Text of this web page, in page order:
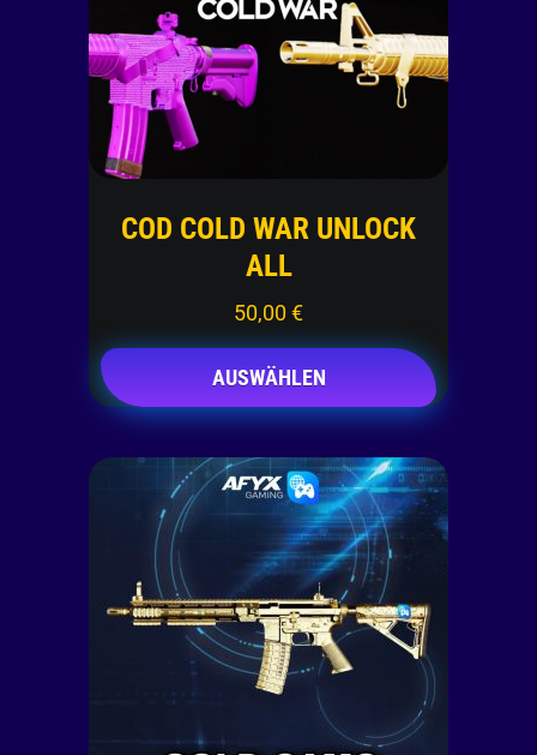
COD COLD WAR UNLOCK
ALL
50,00 €
AUSWÄHLEN